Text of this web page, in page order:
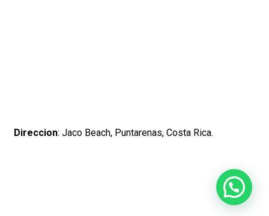
Direccion: Jaco Beach, Puntarenas, Costa Rica.